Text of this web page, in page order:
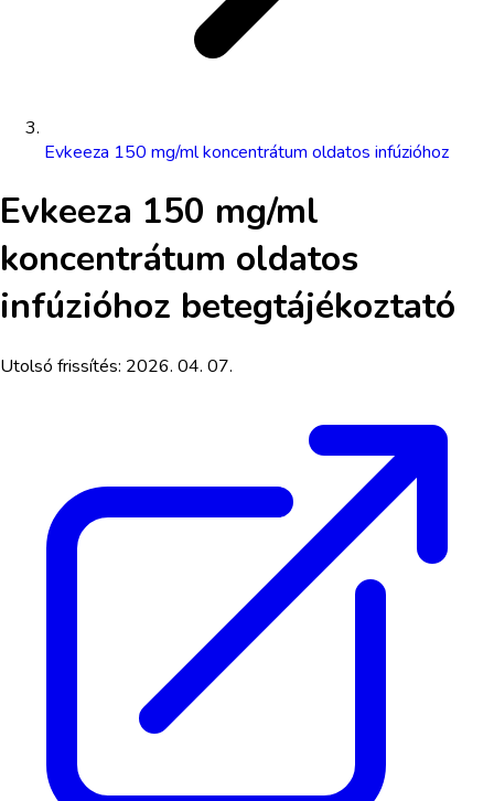
Evkeeza 150 mg/ml koncentrátum oldatos infúzióhoz
Evkeeza 150 mg/ml
koncentrátum oldatos
infúzióhoz betegtájékoztató
Utolsó frissítés: 2026. 04. 07.